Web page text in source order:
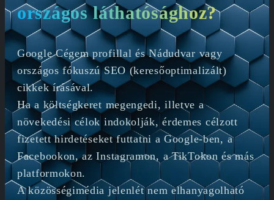
országos láthatósághoz?
Google Cégem profillal és Nádudvar vagy
országos fókuszú SEO (keresőoptimalizált)
cikkek írásával.
Ha a költségkeret megengedi, illetve a
növekedési célok indokolják, érdemes célzott
fizetett hirdetéseket futtatni a Google-ben, a
Facebookon, az Instagramon, a TikTokon és más
platformokon.
A közösségimédia jelenlét nem elhanyagolható